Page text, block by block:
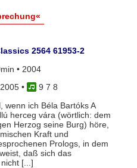
2564 61953-2
• 2004
•
9 7 8
wenn ich Béla Bartóks A
herceg vára (wörtlich: dem
Herzog seine Burg) höre,
Kraft und
Prologs, in dem
daß sich das
[...]